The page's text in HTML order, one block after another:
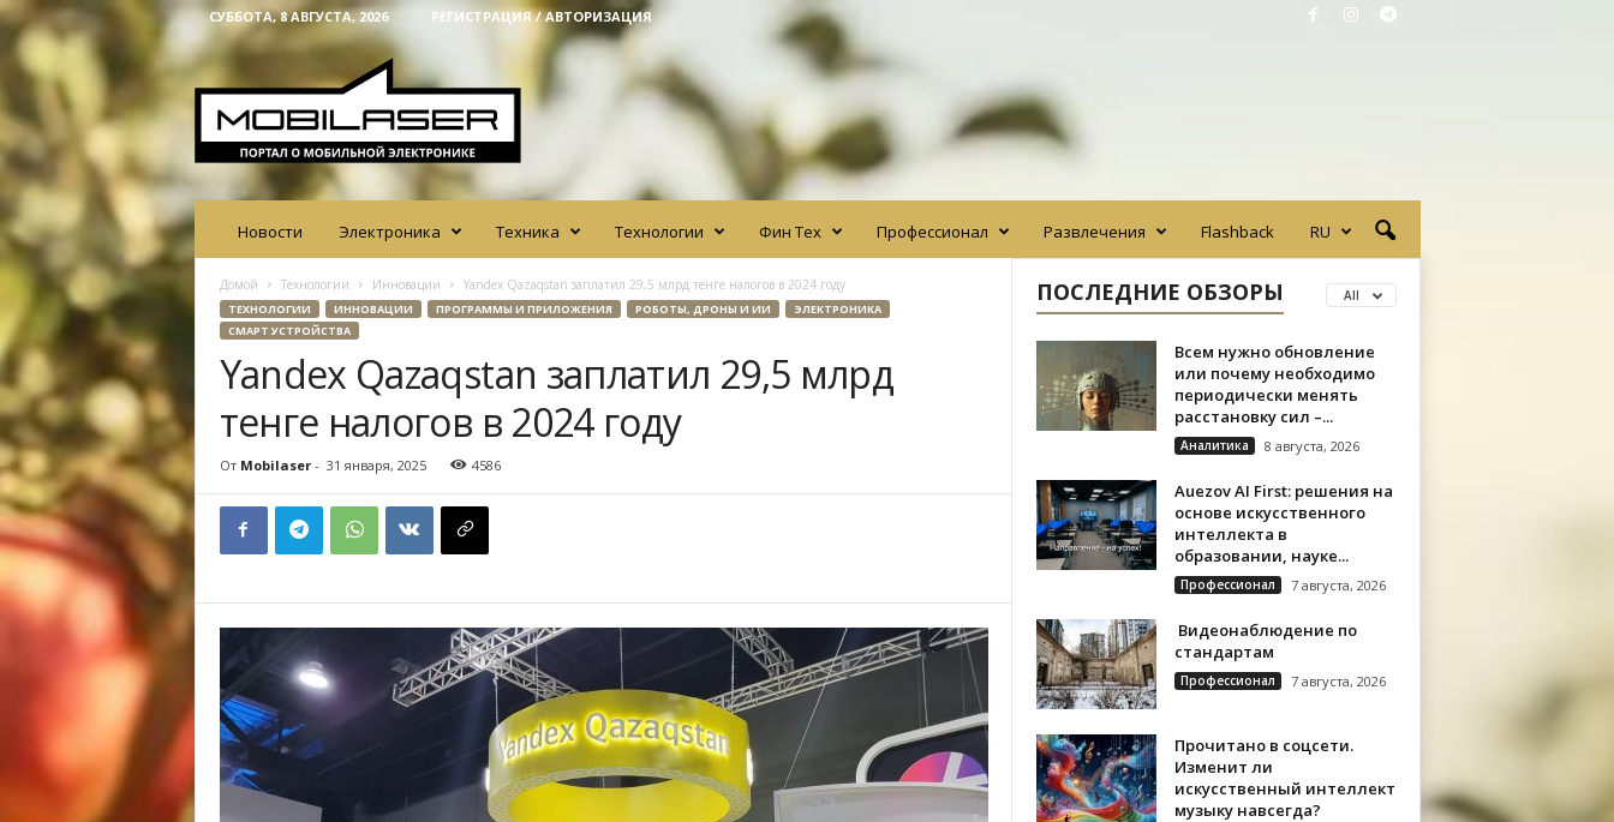
СУББОТА, 8 АВГУСТА, 2026 РЕГИСТРАЦИЯ / АВТОРИЗАЦИЯ
M
o
s
r
Новости Электроника Техника Технологии Фин Тех Профессионал Развлечения Flashback RU
Домой Технологии Инновации Yandex Qazaqstan заплатил 29,5 млрд тенге налогов в 2024 году
ТЕХНОЛОГИИ ИННОВАЦИИ ПРОГРАММЫ И ПРИЛОЖЕНИЯ РОБОТЫ, ДРОНЫ И ИИ
ЭЛЕКТРОНИКА
СМАРТ УСТРОЙСТВА
Yandex Qazaqstan заплатил 29,5 млрд
тенге налогов в 2024 году
От Mobilaser- 31 января, 2025 4586
ПОСЛЕДНИЕ ОБЗОРЫ All
Всем нужно обновление
или почему необходимо
периодически менять
расстановку сил –...
Аналитика 8 августа, 2026
Auezov AI First: решения на
основе искусственного
интеллекта в
образовании, науке...
Профессионал 7 августа, 2026
Видеонаблюдение по
стандартам
Профессионал 7 августа, 2026
Прочитано в соцсети.
Изменит ли
искусственный интеллект
музыку навсегда?